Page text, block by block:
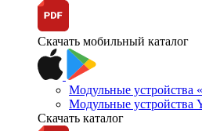
Скачать мобильный каталог
Модульные устройства
Модульные устройства
Скачать каталог